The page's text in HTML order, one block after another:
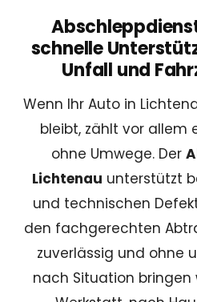
schnelle
Unfall und
Wenn Ihr Auto in
bleibt, zählt vor allem
ohne Umwege. Der
Lichtenau unterstützt
und technischen
den fachgerechten
zuverlässig und ohne
nach Situation bringen